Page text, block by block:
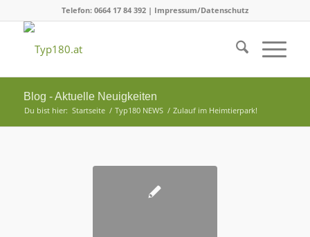
Telefon: 0664 17 84 392 | Impressum/Datenschutz
Blog - Aktuelle Neuigkeiten
Du bist hier: Startseite / Typ180 NEWS / Zulauf im Heimtierpark!